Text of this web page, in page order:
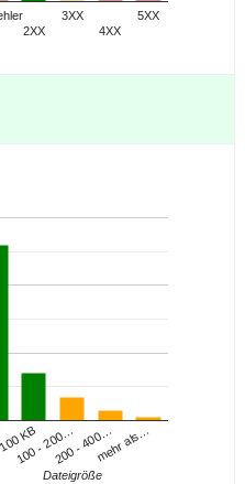
2XX
3XX
4XX
5XX
KB
100 - 200…200 - 400…mehr als…
Dateigröße